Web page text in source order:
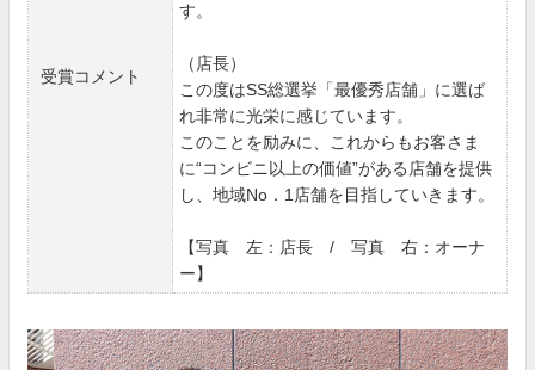
受賞コメント
す。
（店長）
この度はSS総選挙「最優秀店舗」に選ば
れ非常に光栄に感じています。
このことを励みに、これからもお客さま
に“コンビニ以上の価値”がある店舗を提供
し、地域No．1店舗を目指していきます。
【写真 左：店長 / 写真 右：オーナ
ー】